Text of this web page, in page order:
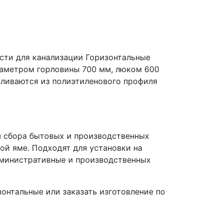
для канализации Горизонтальные
горловины 700 мм, люком 600
из полиэтиленового профиля
сбора бытовых и производственных
яме. Подходят для установки на
и производственных
или заказать изготовление по